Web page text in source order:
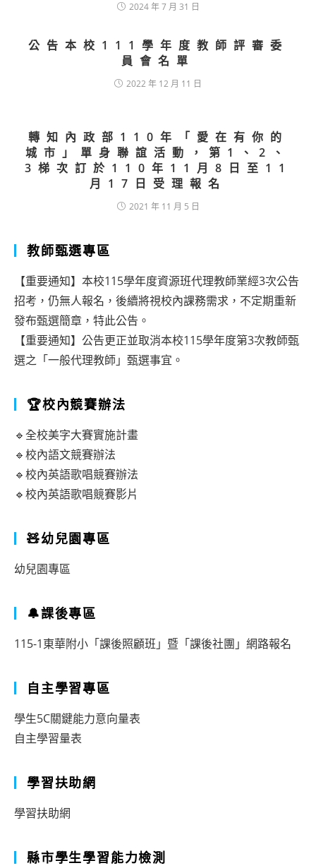
2024 年 7 月 31 日
公告本校111學年度教師評審委
員會名單
2022 年 12 月 11 日
轉知內政部110年「愛在有你的
城市」單身聯誼活動，第1、2、
3梯次訂於110年11月8日至11
月17日受理報名
2021 年 11 月 5 日
教師甄選專區
【重要通知】本校115學年度資源班代理教師業經3次公告
招考，仍無人報名，後續將視校內課務需求，不定期重新
發布甄選簡章，特此公告。
【重要通知】公告更正並取消本校115學年度第3次教師甄
選之「一般代理教師」甄選事宜。
🏆校內競賽辦法
🔹全校美字大賽實施計畫
🔹校內語文競賽辦法
🔹校內英語歌唱競賽辦法
🔹校內英語歌唱競賽影片
🧸幼兒園專區
幼兒園專區
🔔課後專區
115-1東華附小「課後照顧班」暨「課後社團」網路報名
自主學習專區
學生5C關鍵能力意向量表
自主學習量表
學習扶助網
學習扶助網
縣市學生學習能力檢測